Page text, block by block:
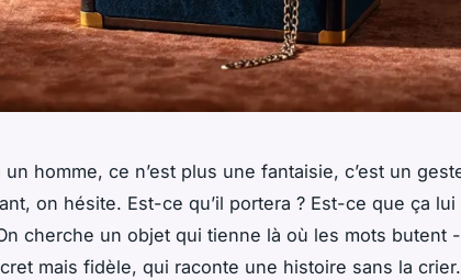
homme, ce n’est plus une fantaisie, c’est un
on hésite. Est-ce qu’il portera ? Est-ce que ça lui
cherche un objet qui tienne là où les mots butent
mais fidèle, qui raconte une histoire sans la crier.